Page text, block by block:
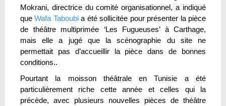
Mokrani, directrice du comité organisationnel, a indiqué
que Wafa Taboubia été sollicitée pour présenter la pièce
de théâtre multiprimée ‘Les Fugueuses’ à Carthage,
mais elle a jugé que la scénographie du site ne
permettait pas d’accueillir la pièce dans de bonnes
conditions..
Pourtant la moisson théâtrale en Tunisie a été
particulièrement riche cette année et celles qui la
précède, avec plusieurs nouvelles pièces de théâtre